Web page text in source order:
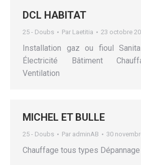
DCL HABITAT
25 - Doubs Par Laetitia 23 octobre
Installation gaz ou fioul
Électricité Bâtiment
Ventilation
MICHEL ET BULLE
25 - Doubs Par adminAB 30
Chauffage tous types Dépannage